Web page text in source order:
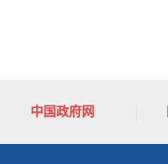
中国政府网